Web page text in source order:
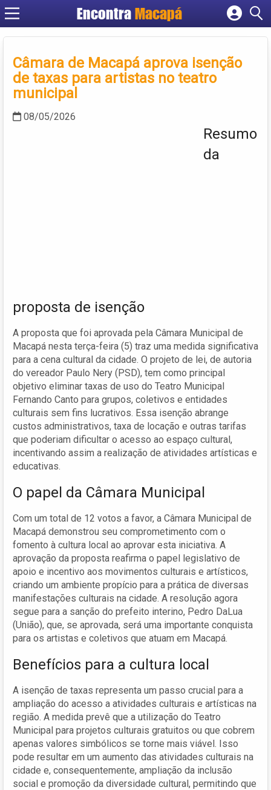
EncontraMacapá
Cadastrar empresa
Criar conta
Câmara de Macapá aprova isenção
de taxas para artistas no teatro
municipal
08/05/2026
Resumo
da
proposta de isenção
A proposta que foi aprovada pela Câmara Municipal de
Macapá nesta terça-feira (5) traz uma medida significativa
para a cena cultural da cidade. O projeto de lei, de autoria
do vereador Paulo Nery (PSD), tem como principal
objetivo eliminar taxas de uso do Teatro Municipal
Fernando Canto para grupos, coletivos e entidades
culturais sem fins lucrativos. Essa isenção abrange
custos administrativos, taxa de locação e outras tarifas
que poderiam dificultar o acesso ao espaço cultural,
incentivando assim a realização de atividades artísticas e
educativas.
O papel da Câmara Municipal
Com um total de 12 votos a favor, a Câmara Municipal de
Macapá demonstrou seu comprometimento com o
fomento à cultura local ao aprovar esta iniciativa. A
aprovação da proposta reafirma o papel legislativo de
apoio e incentivo aos movimentos culturais e artísticos,
criando um ambiente propício para a prática de diversas
manifestações culturais na cidade. A resolução agora
segue para a sanção do prefeito interino, Pedro DaLua
(União), que, se aprovada, será uma importante conquista
para os artistas e coletivos que atuam em Macapá.
Benefícios para a cultura local
A isenção de taxas representa um passo crucial para a
ampliação do acesso a atividades culturais e artísticas na
região. A medida prevê que a utilização do Teatro
Municipal para projetos culturais gratuitos ou que cobrem
apenas valores simbólicos se torne mais viável. Isso
pode resultar em um aumento das atividades culturais na
cidade e, consequentemente, ampliação da inclusão
social e promoção da diversidade cultural, permitindo que